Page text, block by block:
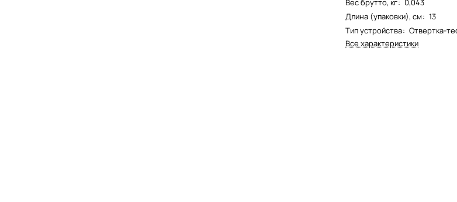
Вес брутто, кг: 0,043
Длина (упаковки), см: 13
Тип устройства: Отвертка-
Все характеристики